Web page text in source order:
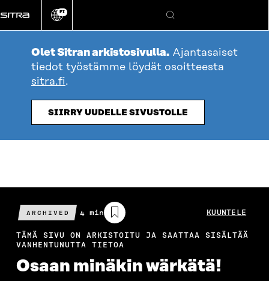
suoraan
sisältöön
Vaihda
kieli
FI
Hae
Olet Sitran arkistosivulla. Ajantasaiset
tiedot työstämme löydät osoitteesta
sitra.fi.
SIIRRY UUDELLE SIVUSTOLLE
ARCHIVED
Arvioitu
lukuaika
4 min KUUNTELE
TÄMÄ SIVU ON ARKISTOITU JA SAATTAA SISÄLTÄÄ
VANHENTUNUTTA TIETOA
Osaan minäkin wärkätä!